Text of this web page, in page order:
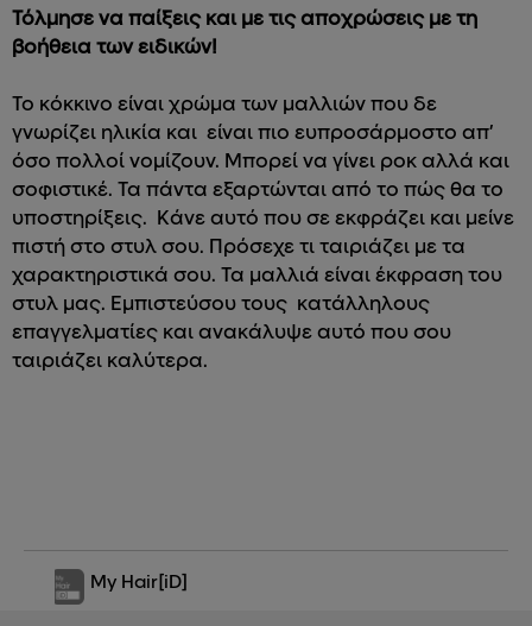
Τόλμησε να παίξεις και με τις αποχρώσεις με τη
βοήθεια των ειδικών!
Το κόκκινο είναι χρώμα των μαλλιών που δε
γνωρίζει ηλικία και είναι πιο ευπροσάρμοστο απ’
όσο πολλοί νομίζουν. Μπορεί να γίνει ροκ αλλά και
σοφιστικέ. Τα πάντα εξαρτώνται από το πώς θα το
υποστηρίξεις. Κάνε αυτό που σε εκφράζει και μείνε
πιστή στο στυλ σου. Πρόσεχε τι ταιριάζει με τα
χαρακτηριστικά σου. Τα μαλλιά είναι έκφραση του
στυλ μας. Εμπιστεύσου τους κατάλληλους
επαγγελματίες και ανακάλυψε αυτό που σου
ταιριάζει καλύτερα.
My Hair[iD]